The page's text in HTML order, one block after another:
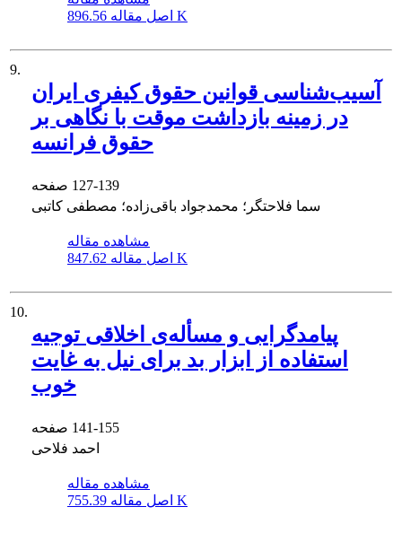
اصل مقاله 896.56 K
9.
آسیب‌شناسی قوانین حقوق کیفری ایران
در زمینه بازداشت موقت با نگاهی بر
حقوق فرانسه
127-139
سما فلاحتگر؛ محمدجواد باقی‌زاده؛ مصطفی کاتبی
مشاهده مقاله
اصل مقاله 847.62 K
10.
پیامدگرایی و مسأله‌ی اخلاقی توجیه
استفاده از ابزار بد برای نیل به غایت
خوب
141-155
احمد فلاحی
مشاهده مقاله
اصل مقاله 755.39 K